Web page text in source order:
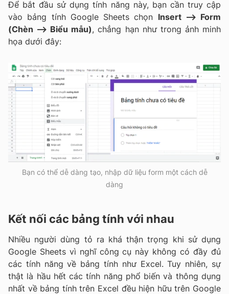
Để bắt đầu sử dụng tính năng này, bạn cần truy cập
vào bảng tính Google Sheets chọn Insert --> Form
(Chèn --> Biểu mẫu), chẳng hạn như trong ảnh minh
họa dưới đây:
Bạn có thể dễ dàng tạo, nhập dữ liệu form một cách dễ
dàng
Kết nối các bảng tính với nhau
Nhiều người dùng tỏ ra khá thận trọng khi sử dụng
Google Sheets vì nghĩ công cụ này không có đầy đủ
các tính năng về bảng tính như Excel. Tuy nhiên, sự
thật là hầu hết các tính năng phổ biến và thông dụng
nhất về bảng tính trên Excel đều hiện hữu trên Google